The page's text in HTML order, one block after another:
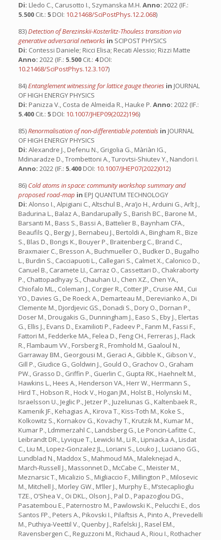
Di: Lledo C., Carusotto I., Szymanska M.H. Anno: 2022 (IF.:
5.500 Cit.: 5 DOI: 10.21468/SciPostPhys.12.2.068)
83)Detection of Berezinskii-Kosterlitz-Thouless transition via
generative adversarial networks in SCIPOST PHYSICS
Di: Contessi Daniele; Ricci Elisa; Recati Alessio; Rizzi Matte
Anno: 2022 (IF.: 5.500 Cit.: 4DOI:
10.21468/SciPostPhys.12.3.107)
84)Entanglement witnessing for lattice gauge theories in JOURNAL
OF HIGH ENERGY PHYSICS
Di: Panizza V., Costa de Almeida R., Hauke P. Anno: 2022 (IF.:
5.400 Cit.: 5 DOI: 10.1007/JHEP09(2022)196)
85)Renormalisation of non-differentiable potentials in JOURNAL
OF HIGH ENERGY PHYSICS
Di: Alexandre J., Defenu N., Grigolia G., Màriàn IG.,
Mdinaradze D., Trombettoni A., Turovtsi-Shiutev Y., Nandori I.
Anno: 2022 (IF.: 5.400 DOI: 10.1007/JHEP07(2022)012)
86) Cold atoms in space: community workshop summary and
proposed road-map in EPJ QUANTUM TECHNOLOGY
Di: Alonso I., Alpigiani C., Altschul B., Ara’jo H., Arduini G., Arlt J.,
Badurina L., Balaz A., Bandarupally S., Barish BC., Barone M.,
Barsanti M., Bass S., Bassi A., Battelier B., Baynham CFA.,
Beaufils Q., Bergy J., Bernabeu J., Bertoldi A., Bingham R., Bize
S., Blas D., Bongs K., Bouyer P., Braitenberg C., Brand C.,
Braxmaier C., Bresson A., Buchmueller O., Budker D., Bugalho
L., Burdin S., Cacciapuoti L., Callegari S., Calmet X., Calonico D.,
Canuel B., Caramete LI., Carraz O., Cassettari D., Chakraborty
P., Chattopadhyay S., Chauhan U., Chen XZ., Chen YA.,
Chiofalo ML., Coleman J., Corgier R., Cotter JP., Cruise AM., Cui
YO., Davies G., De Roeck A., Demarteau M., Derevianko A., Di
Clemente M., Djordjevic GS., Donadi S., Dory O., Dornan P.,
Doser M., Drougakis G., Dunningham J., Easo S., Eby J., Elertas
G., Ellis J., Evans D., Examilioti P., Fadeev P., Fanm M., Fassi F.,
Fattori M., Fedderke MA., Felea D., Feng CH., Ferreras J., Flack
R., Flambaum VV., Forsberg R., Fromhold M., Gaaloul N.,
Garraway BM., Georgousi M., Geraci A., Gibble K., Gibson V.,
Gill P., Giudice G., Goldwin J., Gould O., Grachov O., Graham
PW., Grasso D., Griffin P., Guerlin C., Gupta RK., Haehnelt M.,
Hawkins L., Hees A., Henderson VA., Herr W., Herrmann S.,
Hird T., Hobson R., Hock V., Hogan JM., Holst B., Holynski M.,
Israelsson U., Jeglic P., Jetzer P., Juzeliunas G., Kaltenbaek R.,
Kamenik JF., Kehagias A., Kirova T., Kiss-Toth M., Koke S.,
Kolkowitz S., Kornakov G., Kovachy T., Krutzik M., Kumar M.,
Kumar P., Ldmmerzahl C., Landsberg G., Le Poncin-Lafitte C.,
Leibrandt DR., Lyvique T., Lewicki M., Li R., Lipniacka A., Lisdat
C., Liu M., Lopez-Gonzalez JL., Loriani S., Louko J., Luciano GG.,
Lundblad N., Maddox S., Mahmoud MA., Maleknejad A.,
March-Russell J., Massonnet D., McCabe C., Meister M.,
Meznarsic T., Micalizio S., Migliaccio F., Millington P., Milosevic
M., Mitchell J., Morley GW., M’ller J., Murphy E., M’stecaplioglu
TZE., O’Shea V., Oi DKL., Olson J., Pal D., Papazoglou DG.,
Pasatembou E., Paternostro M., Pawlowski K., Pelucchi E., dos
Santos FP., Peters A., Pikovski I., Pilaftsis A., Pinto A., Prevedelli
M., Puthiya-Veettil V., Quenby J., Rafelski J., Rasel EM.,
Ravensbergen C., Reguzzoni M., Richaud A., Riou I., Rothacher